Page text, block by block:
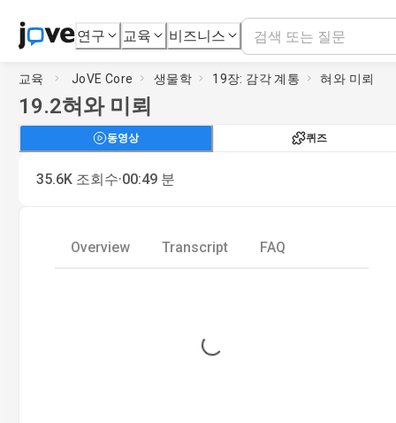
연구 교육 비즈니스
교육 JoVE Core 생물학 19장: 감각 계통 혀와 미뢰
19.2혀와 미뢰
동영상 퀴즈
35.6K 조회수·00:49 분
Overview Transcript FAQ
Loading...